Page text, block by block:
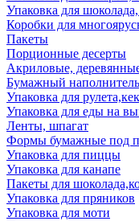
Упаковка для
Коробки для
Пакеты
Порционные десерты
Акриловые,
Бумажный
Упаковка для
Упаковка для еды на
Ленты, шпагат
Формы бумажные под
Упаковка для пиццы
Упаковка для канапе
Пакеты для
Упаковка для пряников
Упаковка для моти